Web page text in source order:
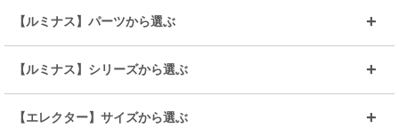
～幅35
～幅65
【ルミナス】パーツから選ぶ
25mmシェルフ
25mmポール
【ルミナス】シリーズから選ぶ
ルミナスレギュラー
【エレクター】サイズから選ぶ